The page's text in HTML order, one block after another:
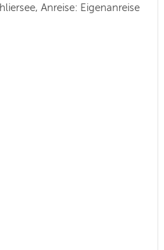
Anreise: Eigenanreise